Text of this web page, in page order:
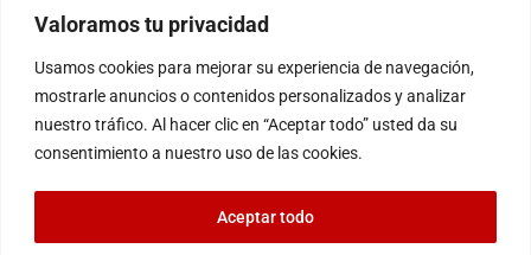
Valoramos tu privacidad
Usamos cookies para mejorar su experiencia de navegación,
mostrarle anuncios o contenidos personalizados y analizar
nuestro tráfico. Al hacer clic en “Aceptar todo” usted da su
consentimiento a nuestro uso de las cookies.
Aceptar todo
Inicio
Trabaja con nosotros
© 2025. Todos los derechos reservados.